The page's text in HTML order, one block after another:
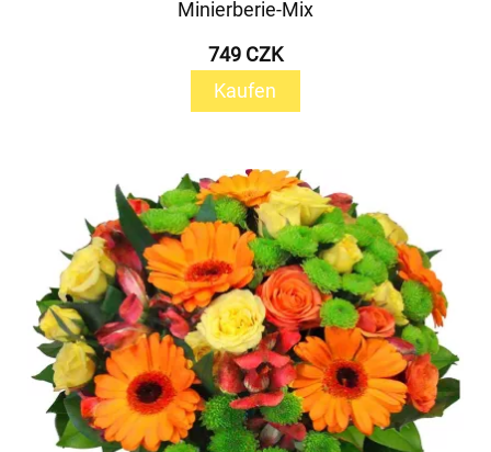
Minierberie-Mix
749 CZK
Kaufen